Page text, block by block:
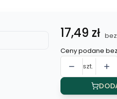
Cena
17,49 zł
Ceny podane
szt.